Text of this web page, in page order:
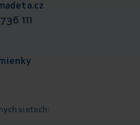
111
ienky
sieťach: